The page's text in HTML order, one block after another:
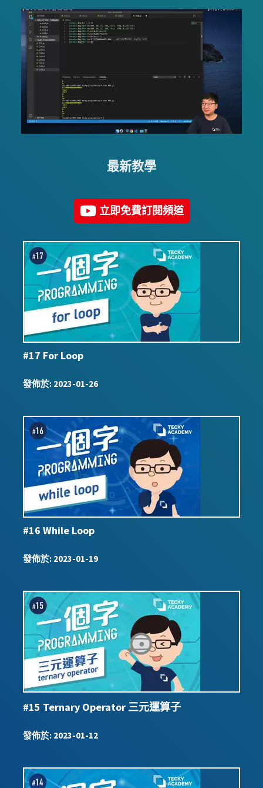
最新教學
立即免費訂閱頻道
#17 For Loop
發佈於: 2023-01-26
#16 While Loop
發佈於: 2023-01-19
#15 Ternary Operator 三元運算子
發佈於: 2023-01-12